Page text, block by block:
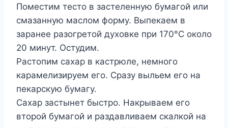
Поместим тесто в застеленную бумагой или
смазанную маслом форму. Выпекаем в
заранее разогретой духовке при 170°С около
20 минут. Остудим.
Растопим сахар в кастрюле, немного
карамелизируем его. Сразу выльем его на
пекарскую бумагу.
Сахар застынет быстро. Накрываем его
второй бумагой и раздавливаем скалкой на